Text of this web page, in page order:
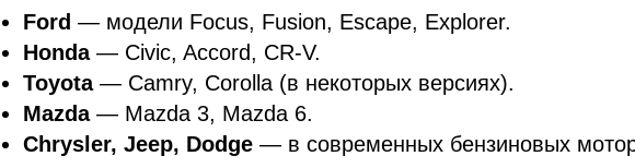
Ford — модели Focus, Fusion, Escape, Explorer.
Honda— Civic, Accord, CR-V.
Toyota— Camry, Corolla (в некоторых версиях).
Mazda— Mazda 3, Mazda 6.
Chrysler, Jeep, Dodge — в современных бензиновых